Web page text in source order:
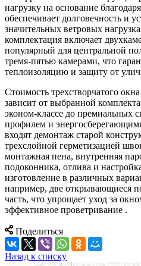
нагрузку на основание
обеспечивает долговечность и
значительных ветровых
комплектация включает
популярный для центральной
тремя-пятью камерами, что
теплоизоляцию и защиту от
Стоимость трехстворчатого
зависит от выбранной
эконом-классе до премиальных
профилем и
входят демонтаж старой
трехслойной герметизацией
монтажная пена, внутренняя
подоконника, отлива и
изготовление в различных
например, две открывающиеся
часть, что упрощает уход за
эффективное проветривание .
Поделиться
Назад к списку